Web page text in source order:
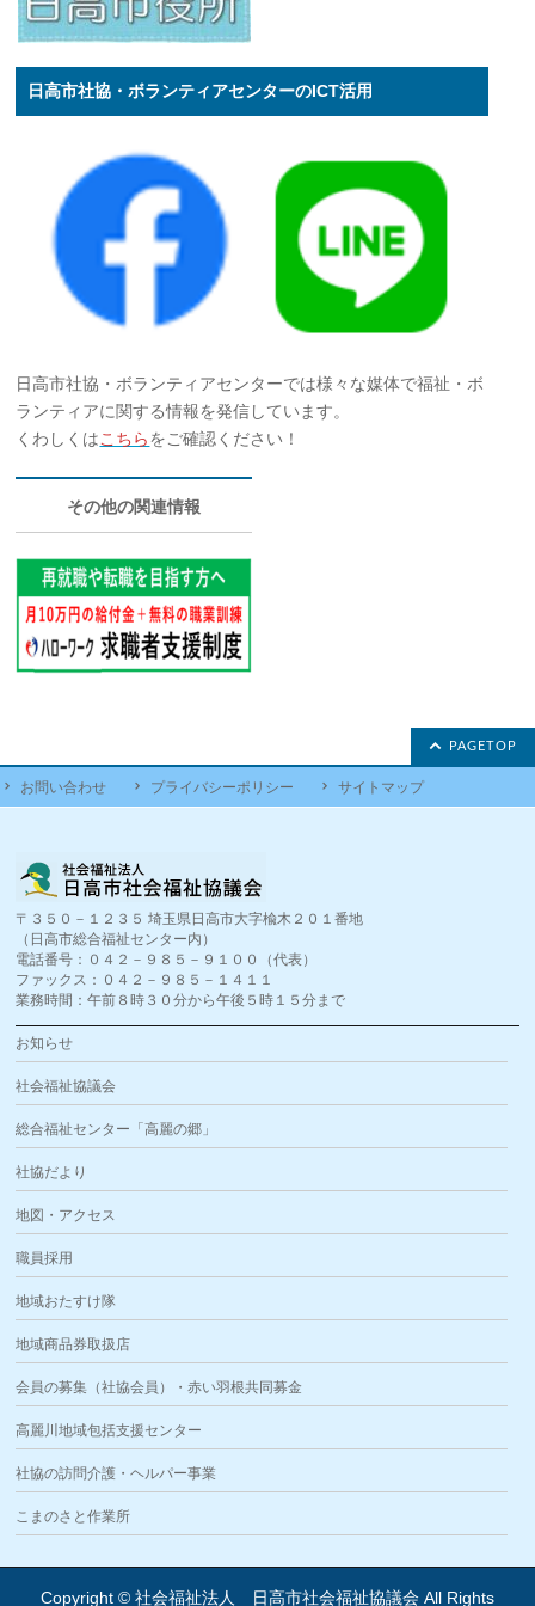
日高市社協・ボランティアセンターのICT活用
日高市社協・ボランティアセンターでは様々な媒体で福祉・ボ
ランティアに関する情報を発信しています。
くわしくはこちらをご確認ください！
その他の関連情報
PAGETOP
お問い合わせ プライバシーポリシー サイトマップ
〒３５０－１２３５ 埼玉県日高市大字楡木２０１番地
（日高市総合福祉センター内）
電話番号：０４２－９８５－９１００（代表）
ファックス：０４２－９８５－１４１１
業務時間：午前８時３０分から午後５時１５分まで
お知らせ
社会福祉協議会
総合福祉センター「高麗の郷」
社協だより
地図・アクセス
職員採用
地域おたすけ隊
地域商品券取扱店
会員の募集（社協会員）・赤い羽根共同募金
高麗川地域包括支援センター
社協の訪問介護・ヘルパー事業
こまのさと作業所
Copyright © 社会福祉法人 日高市社会福祉協議会 All Rights